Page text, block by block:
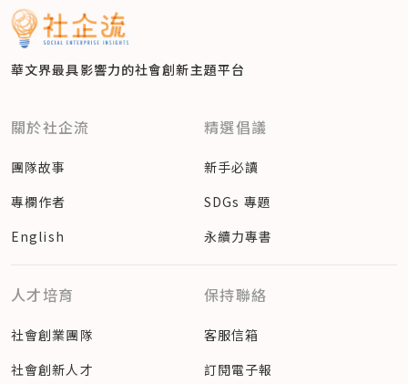
華文界最具影響力的社會創新主題平台
關於社企流
團隊故事
專欄作者
English
精選倡議
新手必讀
SDGs 專題
永續力專書
人才培育
社會創業團隊
社會創新人才
保持聯絡
客服信箱
訂閱電子報